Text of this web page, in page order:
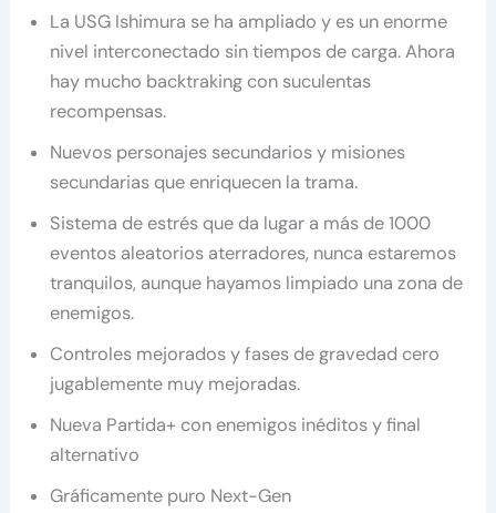
La USG Ishimura se ha ampliado y es un enorme
nivel interconectado sin tiempos de carga. Ahora
hay mucho backtraking con suculentas
recompensas.
Nuevos personajes secundarios y misiones
secundarias que enriquecen la trama.
Sistema de estrés que da lugar a más de 1000
eventos aleatorios aterradores, nunca estaremos
tranquilos, aunque hayamos limpiado una zona de
enemigos.
Controles mejorados y fases de gravedad cero
jugablemente muy mejoradas.
Nueva Partida+ con enemigos inéditos y final
alternativo
Gráficamente puro Next-Gen